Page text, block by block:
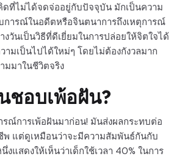
ดที่ไม่ได้จดจ่ออยู่กับปัจจุบัน มักเป็นความ
การณ์ในอดีตหรือจินตนาการถึงเหตุการณ์
วันเป็นวิธีที่ดีเยี่ยมในการปล่อยให้จิตใจได้
ามเป็นไปได้ใหม่ๆ โดยไม่ต้องกังวลมาก
มมาในชีวิตจริง
ชอบเพ้อฝัน?
ณ์การเพ้อฝันมาก่อน! มันส่งผลกระทบต่อ
พ แต่ดูเหมือนว่าจะมีความสัมพันธ์กันกับ
งแสดงให้เห็นว่าเด็กใช้เวลา 40% ในการ